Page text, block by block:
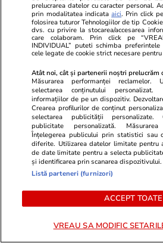
Lifestyle
lângă ceapă
Lifestyle
Ce este batch cooking și cum îți
poate simplifica mesele
săptămânale
prelucrarea datelor cu caracter personal.
prin modalitatea indicataaici. Prin click
folosirea tuturor Tehnologiilor de tip
dvs. cu privire la stocarea/accesarea
care colaboram. Prin click pe
INDIVIDUAL” puteti schimba
cele legate de cookie strict necesare
Atât noi, cât și partenerii noștri prelucrăm
Măsurarea performanței reclamelor.
selectarea conținutului personalizat.
informațiilor de pe un dispozitiv.
Crearea profilurilor de conținut
selectarea publicității personalizate.
publicitate personalizată.
Înțelegerea publicului prin statistici sau
diferite. Utilizarea datelor limitate pentru
de date limitate pentru a selecta
și identificarea prin scanarea dispozitivului.
Listă parteneri (furnizori)
ACCEPT TOATE
VREAU SA MODIFIC